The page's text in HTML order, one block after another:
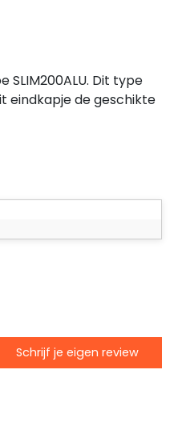
Dit type
eindkapje de geschikte
Schrijf je eigen review